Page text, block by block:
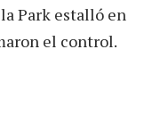
Park estalló en
el control.